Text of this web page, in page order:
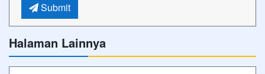
Submit
Halaman Lainnya